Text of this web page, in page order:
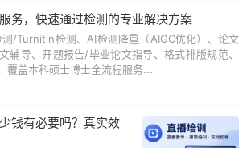
务，快速通过检测的专业解决方案
/Turnitin检测、AI检测降重（AIGC优化）、论文
辅导、开题报告/毕业论文指导、格式排版规范、
覆盖本科硕士博士全流程服务...
钱有必要吗？真实效